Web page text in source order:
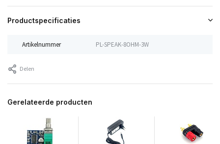
Productspecificaties
Artikelnummer PL-SPEAK-8OHM-3W
Delen
Gerelateerde producten